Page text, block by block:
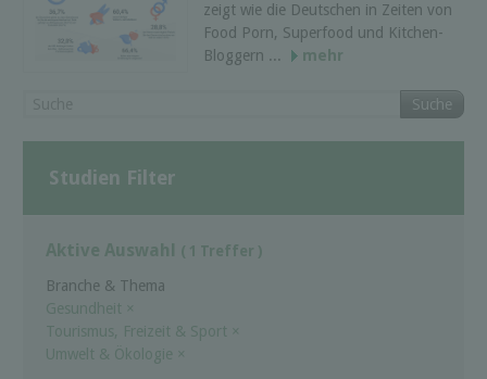
zeigt wie die Deutschen in Zeiten von
Food Porn, Superfood und Kitchen-
Bloggern ...
mehr
Suche
Studien Filter
Aktive Auswahl ( 1 Treffer )
Branche & Thema
Gesundheit ×
Tourismus, Freizeit & Sport ×
Umwelt & Ökologie ×